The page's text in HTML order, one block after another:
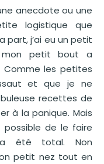
anecdote ou une
logistique que
part, j’ai eu un petit
mon petit bout a
Comme les petites
et que je ne
recettes de
à la panique. Mais
possible de le faire
a été total. Non
petit nez tout en